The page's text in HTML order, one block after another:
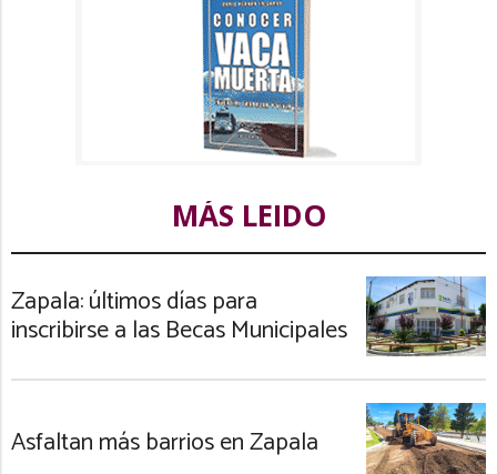
MÁS LEIDO
Zapala: últimos días para
inscribirse a las Becas Municipales
Asfaltan más barrios en Zapala